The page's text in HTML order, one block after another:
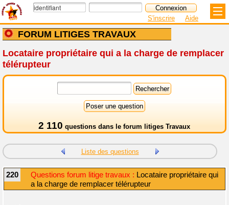
FORUM LITIGES TRAVAUX
S'inscrire Aide
Locataire propriétaire qui a la charge de remplacer
télérupteur
2 110 questions dans le forum litiges Travaux
Liste des questions
220 Questions forum litige travaux : Locataire propriétaire qui
a la charge de remplacer télérupteur